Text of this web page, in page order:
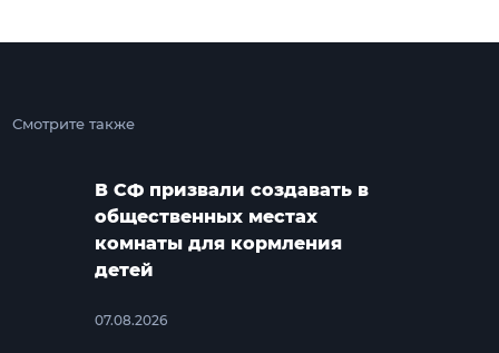
Смотрите также
В СФ призвали создавать в
общественных местах
комнаты для кормления
детей
07.08.2026